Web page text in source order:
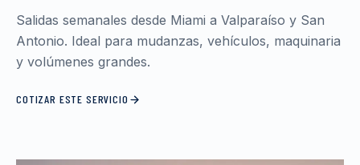
Salidas semanales desde Miami a Valparaíso y San
Antonio. Ideal para mudanzas, vehículos, maquinaria
y volúmenes grandes.
COTIZAR ESTE SERVICIO